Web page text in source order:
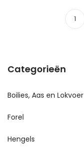
1
Categorieën
Boilies, Aas en Lokvoer
Forel
Hengels